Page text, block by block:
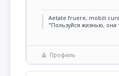
Aetate fruere, mobili
"Пользуйся жизнью, она
Профиль